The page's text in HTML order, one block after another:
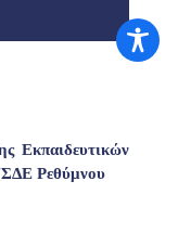
Εκπαιδευτικών
Ρεθύμνου